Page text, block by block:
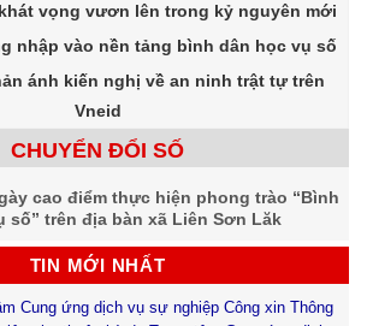
vọng vươn lên trong kỷ nguyên mới
nhập vào nền tảng bình dân học vụ số
ánh kiến nghị về an ninh trật tự trên
Vneid
CHUYỂN ĐỔI SỐ
cao điểm thực hiện phong trào “Bình
số” trên địa bàn xã Liên Sơn Lăk
TIN MỚI NHẤT
Cung ứng dịch vụ sự nghiệp Công xin Thông